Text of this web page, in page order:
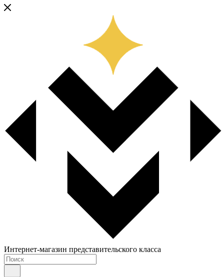
Интернет-магазин представительского класса